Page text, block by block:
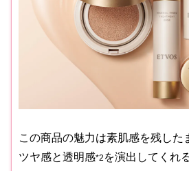
この商品の魅力は素肌感を残した
ツヤ感と透明感*2 を演出してくれ